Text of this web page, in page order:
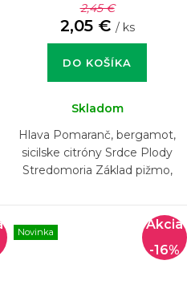
2,45 €
2,05 € / ks
DO KOŠÍKA
Skladom
Hlava Pomaranč, bergamot,
sicilske citróny Srdce Plody
Stredomoria Základ pižmo,
Novinka
-16%